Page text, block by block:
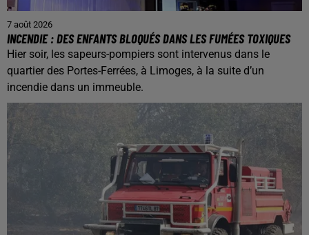
7 août 2026
INCENDIE : DES ENFANTS BLOQUÉS DANS LES FUMÉES TOXIQUES
Hier soir, les sapeurs-pompiers sont intervenus dans le
quartier des Portes-Ferrées, à Limoges, à la suite d’un
incendie dans un immeuble.